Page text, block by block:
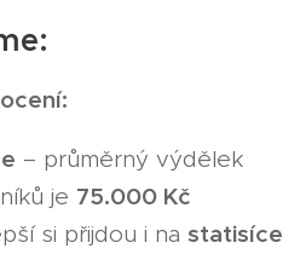
– průměrný výdělek
je 75.000 Kč
si přijdou i na statisíce